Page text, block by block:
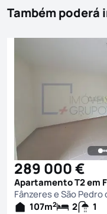
Também
289 000 €
Fânzeres e São
107m2 2 1